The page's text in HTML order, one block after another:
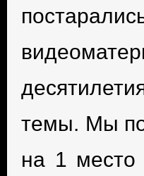
темы. Мы
на 1 место